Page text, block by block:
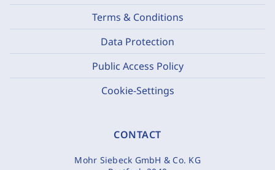
Terms & Conditions
Data Protection
Public Access Policy
Cookie-Settings
CONTACT
Mohr Siebeck GmbH & Co. KG